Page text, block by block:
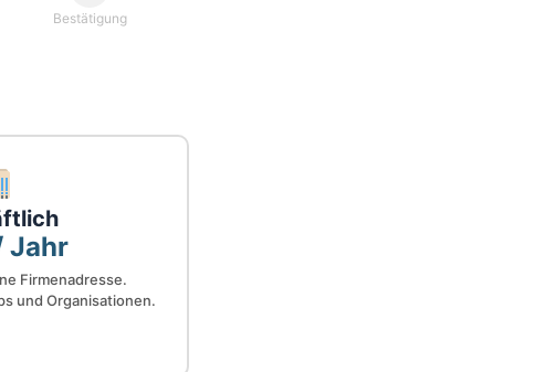
Bestätigung
Jahr
Firmenadresse.
und Organisationen.